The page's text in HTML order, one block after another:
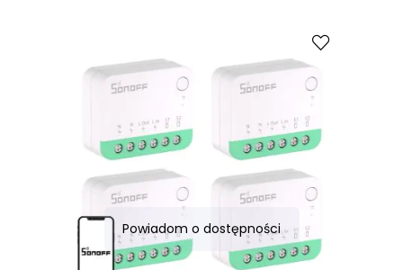
Powiadom o dostępności